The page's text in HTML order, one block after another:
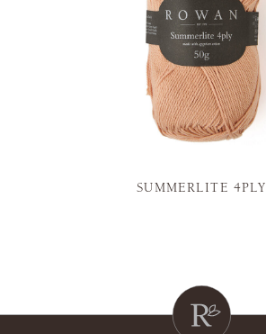
SUMMERLITE 4PLY